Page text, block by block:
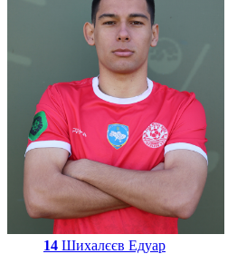
14 Шихалєєв Едуар